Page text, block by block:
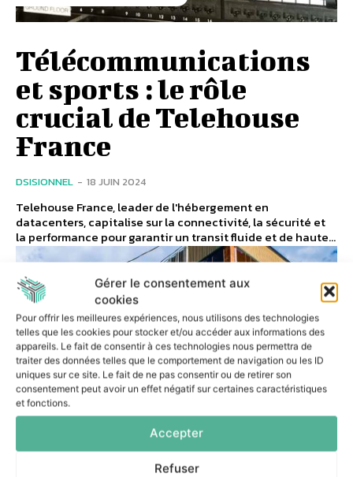
Gérer le consentement aux
cookies
Pour offrir les meilleures expériences, nous utilisons des technologies
telles que les cookies pour stocker et/ou accéder aux informations des
appareils. Le fait de consentir à ces technologies nous permettra de
traiter des données telles que le comportement de navigation ou les ID
uniques sur ce site. Le fait de ne pas consentir ou de retirer son
consentement peut avoir un effet négatif sur certaines caractéristiques
et fonctions.
Accepter
Refuser
Télécommunications
et sports : le rôle
crucial de Telehouse
France
DSISIONNEL - 18 JUIN 2024
Telehouse France, leader de l'hébergement en
datacenters, capitalise sur la connectivité, la sécurité et
la performance pour garantir un transit fluide et de haute...